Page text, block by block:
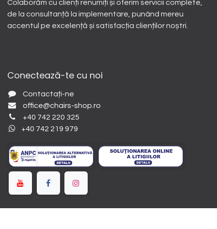
Colaborăm cu clienți renumiți și oferim servicii complete,
de la consultanță la implementare, punând mereu
accentul pe excelență și satisfacția clienților noștri.
Conectează-te cu noi
Contactați-ne
office@chairs-shop.ro
+40 742 220 325
+40 742 219 979